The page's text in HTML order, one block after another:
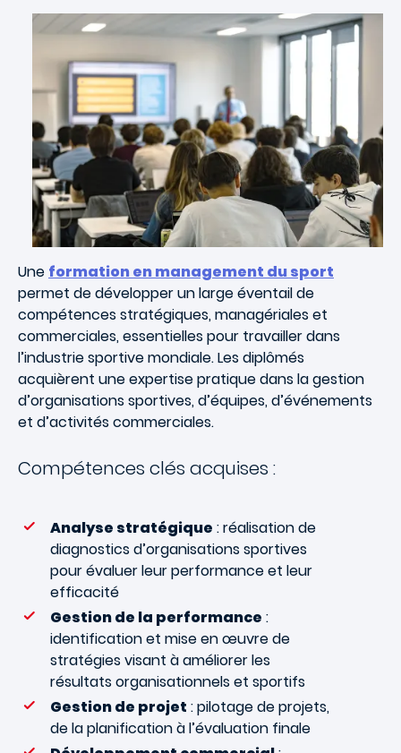
Une formation en management du sport
permet de développer un large éventail de
compétences stratégiques, managériales et
commerciales, essentielles pour travailler dans
l’industrie sportive mondiale. Les diplômés
acquièrent une expertise pratique dans la gestion
d’organisations sportives, d’équipes, d’événements
et d’activités commerciales.
Compétences clés acquises :
Analyse stratégique : réalisation de
diagnostics d’organisations sportives
pour évaluer leur performance et leur
efficacité
Gestion de la performance :
identification et mise en œuvre de
stratégies visant à améliorer les
résultats organisationnels et sportifs
Gestion de projet : pilotage de projets,
de la planification à l’évaluation finale